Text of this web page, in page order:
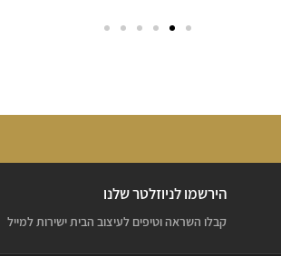
הירשמו לניוזלטר שלנו
קבלו השראה וטיפים לעיצוב הבית ישירות למייל